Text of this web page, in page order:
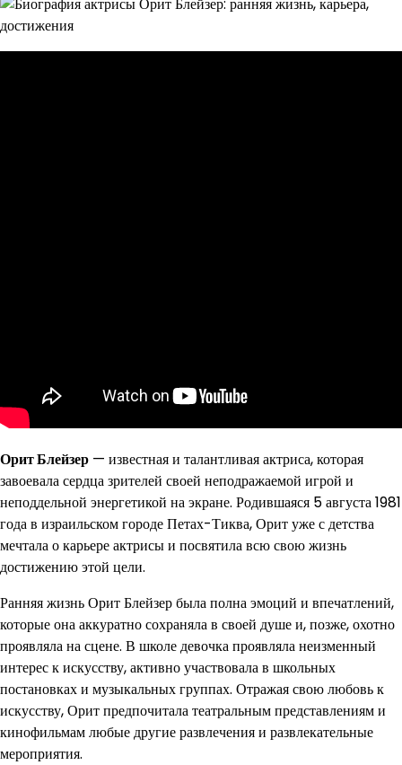
Орит Блейзер — известная и талантливая актриса, которая
завоевала сердца зрителей своей неподражаемой игрой и
неподдельной энергетикой на экране. Родившаяся 5 августа 1981
года в израильском городе Петах-Тиква, Орит уже с детства
мечтала о карьере актрисы и посвятила всю свою жизнь
достижению этой цели.
Ранняя жизнь Орит Блейзер была полна эмоций и впечатлений,
которые она аккуратно сохраняла в своей душе и, позже, охотно
проявляла на сцене. В школе девочка проявляла неизменный
интерес к искусству, активно участвовала в школьных
постановках и музыкальных группах. Отражая свою любовь к
искусству, Орит предпочитала театральным представлениям и
кинофильмам любые другие развлечения и развлекательные
мероприятия.